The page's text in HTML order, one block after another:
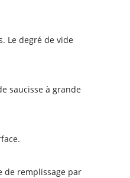
Le degré de vide
saucisse à grande
de remplissage par